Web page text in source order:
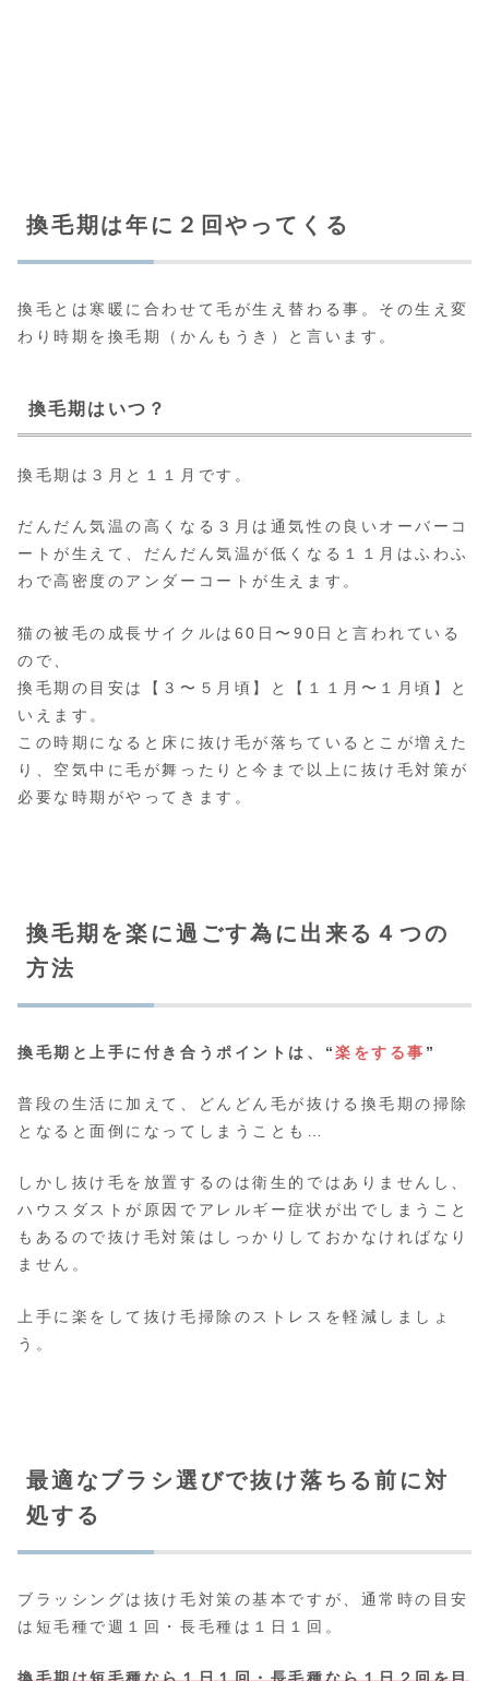
換毛期は年に２回やってくる
換毛とは寒暖に合わせて毛が生え替わる事。その生え変
わり時期を換毛期（かんもうき）と言います。
換毛期はいつ？
換毛期は３月と１１月です。
だんだん気温の高くなる３月は通気性の良いオーバーコ
ートが生えて、だんだん気温が低くなる１１月はふわふ
わで高密度のアンダーコートが生えます。
猫の被毛の成長サイクルは60日〜90日と言われている
ので、
換毛期の目安は【３〜５月頃】と【１１月〜１月頃】と
いえます。
この時期になると床に抜け毛が落ちているとこが増えた
り、空気中に毛が舞ったりと今まで以上に抜け毛対策が
必要な時期がやってきます。
換毛期を楽に過ごす為に出来る４つの
方法
換毛期と上手に付き合うポイントは、“楽をする事 ”
普段の生活に加えて、どんどん毛が抜ける換毛期の掃除
となると面倒になってしまうことも…
しかし抜け毛を放置するのは衛生的ではありませんし、
ハウスダストが原因でアレルギー症状が出でしまうこと
もあるので抜け毛対策はしっかりしておかなければなり
ません。
上手に楽をして抜け毛掃除のストレスを軽減しましょ
う。
最適なブラシ選びで抜け落ちる前に対
処する
ブラッシングは抜け毛対策の基本ですが、通常時の目安
は短毛種で週１回・長毛種は１日１回。